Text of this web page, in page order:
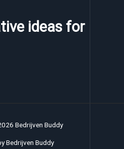
ideas for
Bedrijven Buddy
Bedrijven Buddy